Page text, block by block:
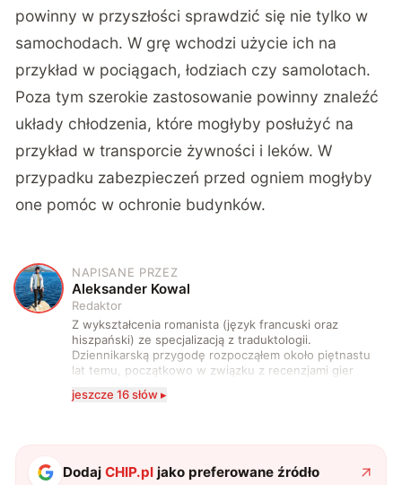
powinny w przyszłości sprawdzić się nie tylko w
samochodach. W grę wchodzi użycie ich na
przykład w pociągach, łodziach czy samolotach.
Poza tym szerokie zastosowanie powinny znaleźć
układy chłodzenia, które mogłyby posłużyć na
przykład w transporcie żywności i leków. W
przypadku zabezpieczeń przed ogniem mogłyby
one pomóc w ochronie budynków.
A
NAPISANE PRZEZ
Aleksander Kowal
Redaktor
Z wykształcenia romanista (język francuski oraz
hiszpański) ze specjalizacją z traduktologii.
Dziennikarską przygodę rozpocząłem około piętnastu
lat temu, początkowo w związku z recenzjami gier
komputerowych i filmów. Obecnie publikuję
zdecydowanie częściej na tematy związane z nauką
także uprawiać oraz oglądać sport.
jeszcze 16 słów ▸
DodajCHIP.pl jako preferowane źródło